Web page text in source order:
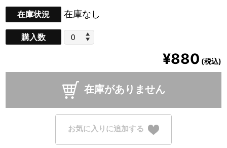
在庫状況 在庫なし
購入数
¥880 (税込)
在庫がありません
お気に入りに追加する